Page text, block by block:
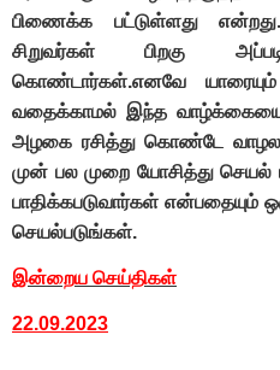
பிணைக்க பட்டுள்ளது
சிறுவர்கள் பிறகு
கொண்டார்கள்.எனவே
வதைக்காமல் இந்த
அழகை ரசித்து கொண்டே
முன் பல முறை யோசித்து
பாதிக்கபடுவார்கள் என்பதையும்
செயல்படுங்கள்.
இன்றைய செய்திகள்
22.09.2023